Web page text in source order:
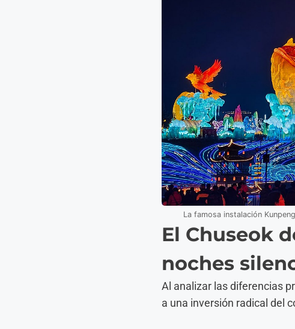
La famosa instalación
El Chuseok
noches
Al analizar las diferencias
a una inversión radical del